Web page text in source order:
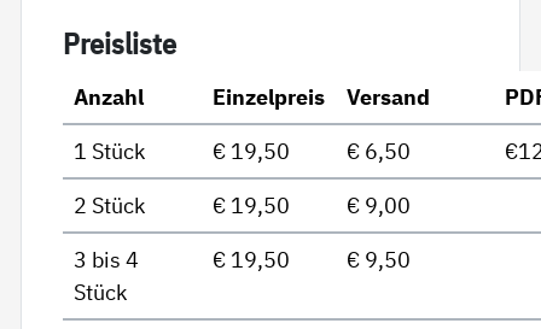
Preis­lis­te
Anzahl Einzelpreis Versand
1 Stück
€ 19,50 € 6,50
2 Stück
€ 19,50
€ 9,00
3 bis 4
Stück
€ 19,50 € 9,50